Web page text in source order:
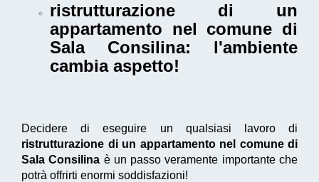
ristrutturazione di un
appartamento nel comune di
Sala Consilina: l'ambiente
cambia aspetto!
Decidere di eseguire un qualsiasi lavoro di
ristrutturazione di un appartamento nel comune di
Sala Consilina è un passo veramente importante che
potrà offrirti enormi soddisfazioni!